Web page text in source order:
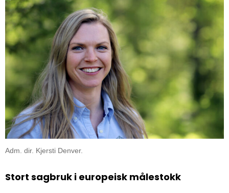
Adm. dir. Kjersti Denver.
Stort sagbruk i europeisk målestokk